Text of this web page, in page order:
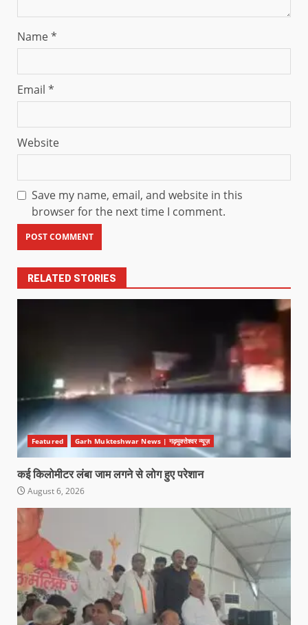
Name*
Email *
Website
Save my name, email, and website in this
browser for the next time I comment.
RELATED STORIES
Featured Garh Mukteshwar News | गढ़मुक्तेश्वर न्यूज़
कई किलोमीटर लंबा जाम लगने से लोग हुए परेशान
August 6, 2026